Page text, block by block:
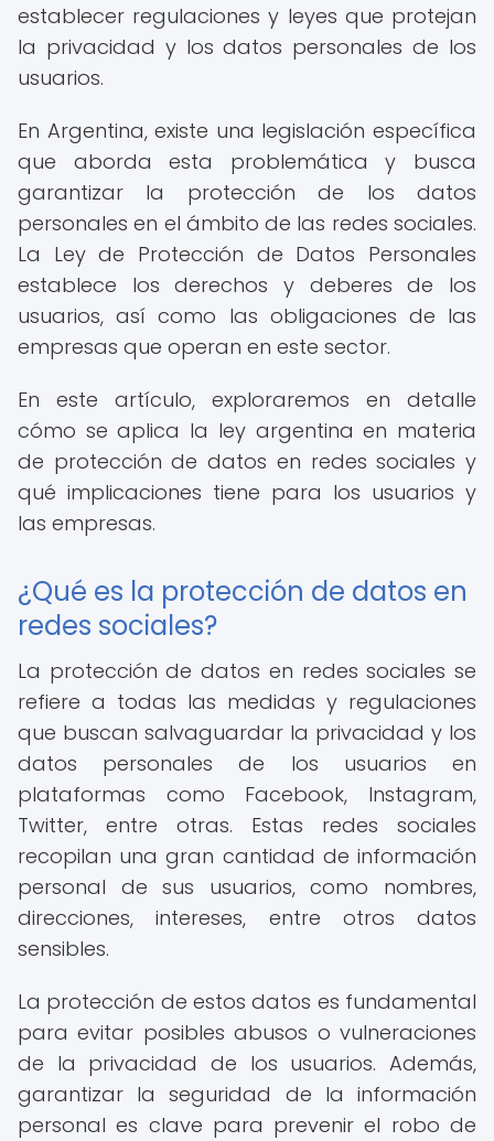
establecer regulaciones y leyes que protejan
la privacidad y los datos personales de los
usuarios.
En Argentina, existe una legislación específica
que aborda esta problemática y busca
garantizar la protección de los datos
personales en el ámbito de las redes sociales.
La Ley de Protección de Datos Personales
establece los derechos y deberes de los
usuarios, así como las obligaciones de las
empresas que operan en este sector.
En este artículo, exploraremos en detalle
cómo se aplica la ley argentina en materia
de protección de datos en redes sociales y
qué implicaciones tiene para los usuarios y
las empresas.
¿Qué es la protección de datos en
redes sociales?
La protección de datos en redes sociales se
refiere a todas las medidas y regulaciones
que buscan salvaguardar la privacidad y los
datos personales de los usuarios en
plataformas como Facebook, Instagram,
Twitter, entre otras. Estas redes sociales
recopilan una gran cantidad de información
personal de sus usuarios, como nombres,
direcciones, intereses, entre otros datos
sensibles.
La protección de estos datos es fundamental
para evitar posibles abusos o vulneraciones
de la privacidad de los usuarios. Además,
garantizar la seguridad de la información
personal es clave para prevenir el robo de